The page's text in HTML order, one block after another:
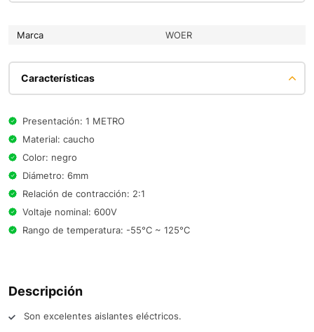
Marca WOER
Características
Presentación: 1 METRO
Material: caucho
Color: negro
Diámetro: 6mm
Relación de contracción: 2:1
Voltaje nominal: 600V
Rango de temperatura: -55°C ~ 125°C
Descripción
Son excelentes aislantes eléctricos.